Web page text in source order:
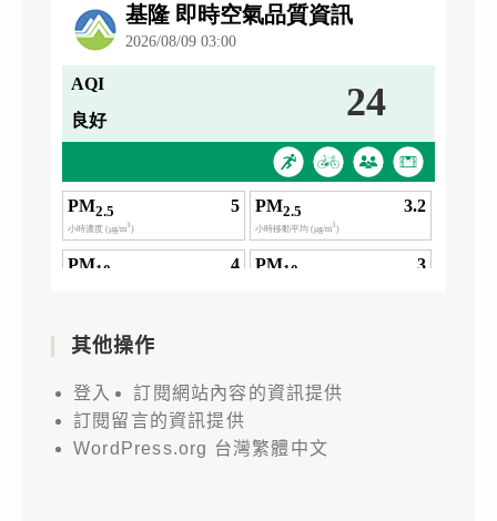
其他操作
登入
訂閱網站內容的資訊提供
訂閱留言的資訊提供
WordPress.org 台灣繁體中文